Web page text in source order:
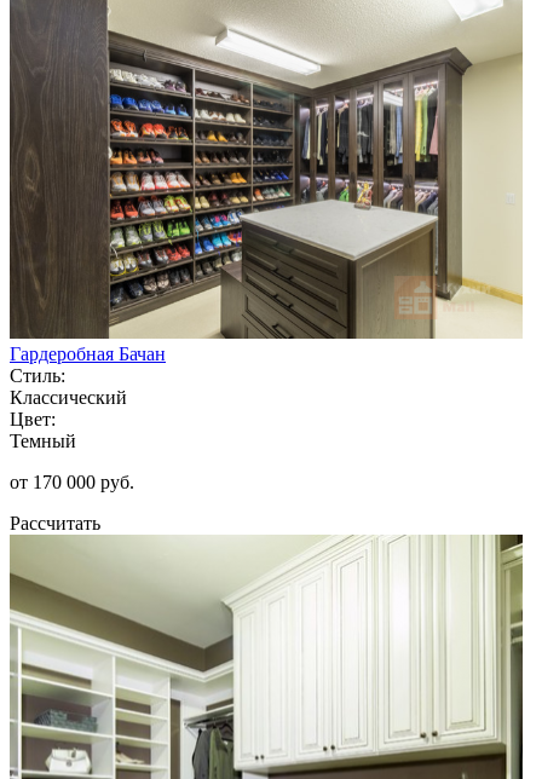
Гардеробная Бачан
Стиль:
Классический
Цвет:
Темный
от 170 000 руб.
Рассчитать